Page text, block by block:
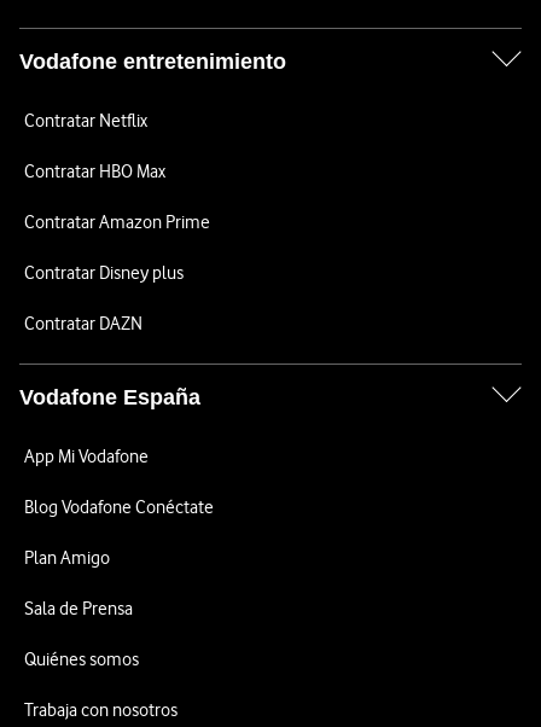
Vodafone entretenimiento
Contratar Netflix
Contratar HBO Max
Contratar Amazon Prime
Contratar Disney plus
Contratar DAZN
Vodafone España
App Mi Vodafone
Blog Vodafone Conéctate
Plan Amigo
Sala de Prensa
Quiénes somos
Trabaja con nosotros